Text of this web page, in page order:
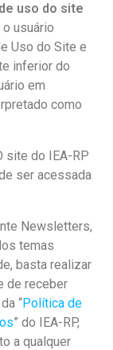
uso do site
usuário
Uso do Site e
inferior do
em
como
site do IEA-RP
ser acessada
Newsletters,
temas
basta realizar
de receber
“Política de
” do IEA-RP,
a qualquer